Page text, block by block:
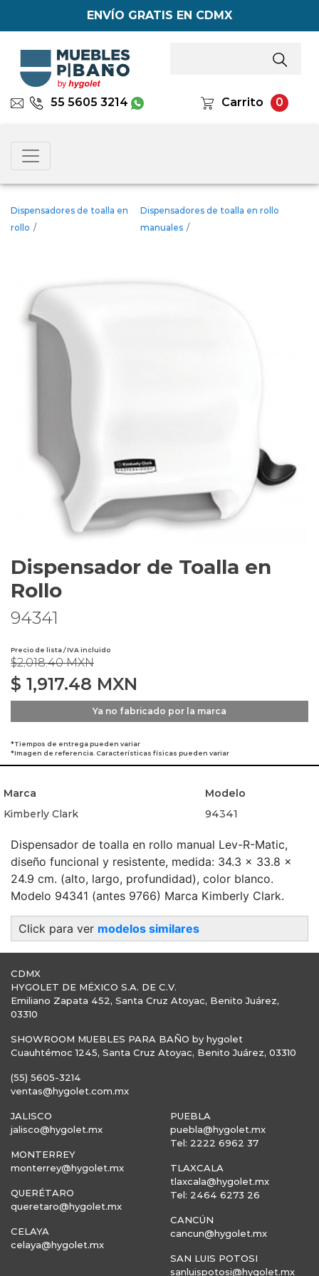
ENVÍO GRATIS EN CDMX
55 5605 3214 Carrito 0
Dispensadores de toalla en
rollo /
Dispensadores de toalla en rollo
manuales /
Dispensador de Toalla en
Rollo
94341
Precio de lista / IVA incluido
$2,018.40 MXN
$ 1,917.48 MXN
Ya no fabricado por la marca
*Tiempos de entrega pueden variar
*Imagen de referencia. Características físicas pueden variar
Marca
Modelo
Kimberly Clark
94341
Dispensador de toalla en rollo manual Lev-R-Matic,
diseño funcional y resistente, medida: 34.3 x 33.8 x
24.9 cm. (alto, largo, profundidad), color blanco.
Modelo 94341 (antes 9766) Marca Kimberly Clark.
Click para ver modelos similares
CDMX
HYGOLET DE MÉXICO S.A. DE C.V.
Emiliano Zapata 452, Santa Cruz Atoyac, Benito Juárez,
03310
SHOWROOM MUEBLES PARA BAÑO by hygolet
Cuauhtémoc 1245, Santa Cruz Atoyac, Benito Juárez, 03310
(55) 5605-3214
ventas@hygolet.com.mx
JALISCO
jalisco@hygolet.mx
MONTERREY
monterrey@hygolet.mx
QUERÉTARO
queretaro@hygolet.mx
CELAYA
celaya@hygolet.mx
PUEBLA
puebla@hygolet.mx
Tel: 2222 6962 37
TLAXCALA
tlaxcala@hygolet.mx
Tel: 2464 6273 26
CANCÚN
cancun@hygolet.mx
SAN LUIS POTOSI
sanluispotosi@hygolet.mx